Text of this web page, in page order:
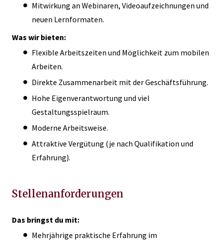
Mitwirkung an Webinaren, Videoaufzeichnungen und
neuen Lernformaten.
Was wir bieten:
Flexible Arbeitszeiten und Möglichkeit zum mobilen
Arbeiten.
Direkte Zusammenarbeit mit der Geschäftsführung.
Hohe Eigenverantwortung und viel
Gestaltungsspielraum.
Moderne Arbeitsweise.
Attraktive Vergütung (je nach Qualifikation und
Erfahrung).
Stellenanforderungen
Das bringst du mit:
Mehrjährige praktische Erfahrung im